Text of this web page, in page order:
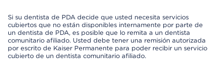
Si su dentista de PDA decide que usted necesita servicios
cubiertos que no están disponibles internamente por parte de
un dentista de PDA, es posible que lo remita a un dentista
comunitario afiliado. Usted debe tener una remisión autorizada
por escrito de Kaiser Permanente para poder recibir un servicio
cubierto de un dentista comunitario afiliado.